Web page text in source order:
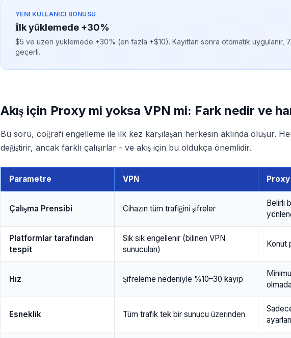
YENI KULLANICI BONUSU
İlk yüklemede +30%
$5 ve üzeri yüklemede +30% (en fazla +$10). Kayıttan sonra otomatik uygulanır,
geçerli.
Akış için Proxy mi yoksa VPN mi: Fark nedir ve
Bu soru, coğrafi engelleme ile ilk kez karşılaşan herkesin aklında oluşur.
değiştirir, ancak farklı çalışırlar - ve akış için bu oldukça önemlidir.
Parametre VPN Proxy
Çalışma Prensibi Cihazın tüm trafiğini şifreler
Belirli
Platformlar tarafından
tespit
Sık sık engellenir (bilinen VPN
sunucuları)
Konut
Hız Şifreleme nedeniyle %10–30 kayıp
Esneklik Tüm trafik tek bir sunucu üzerinden